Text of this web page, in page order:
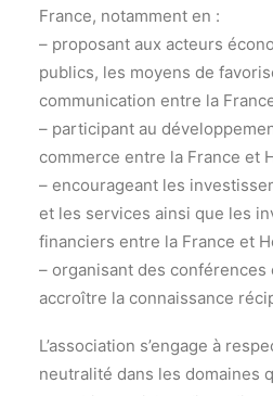
France, notamment en :
– proposant aux acteurs
publics, les moyens de
communication entre la
– participant au
commerce entre la France et
– encourageant les
et les services ainsi que les
financiers entre la France et
– organisant des
accroître la connaissance
L’association s’engage à
neutralité dans les domaines